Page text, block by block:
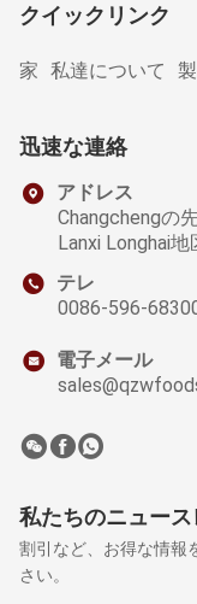
クイックリンク
家 私達について
迅速な連絡
アドレス
Changchengの
Lanxi Longhai
テレ
0086-596-
電子メール
私たちのニュー
割引など、お得な情報
さい。